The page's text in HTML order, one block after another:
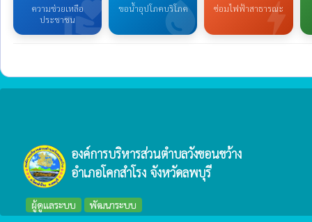
volunteer_activism
ความช่วยเหลือ
ประชาชน
water_drop
ขอน้ำอุปโภคบริโภค bolt
ซ่อมไฟฟ้าสาธารณะ
องค์การบริหารส่วนตำบลวังขอนขว้าง
อำเภอโคกสำโรง จังหวัดลพบุรี
ผู้ดูแลระบบ พัฒนาระบบ